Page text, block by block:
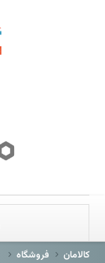
فروشگاه
کالامان فروشگاه